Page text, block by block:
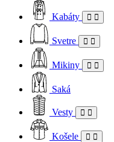
Kabáty
Svetre
Mikiny
Saká
Vesty
Košele